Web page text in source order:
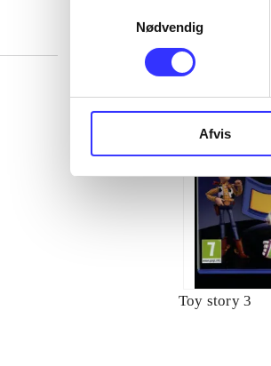
Nødvendig
Afvis
Toy story 3